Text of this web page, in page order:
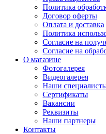
Политика
Договор оферты
Оплата и доставка
Политика
Согласие на
Согласие на
О магазине
Фотогалерея
Видеогалерея
Наши
Сертификаты
Вакансии
Реквизиты
Наши партнеры
Контакты